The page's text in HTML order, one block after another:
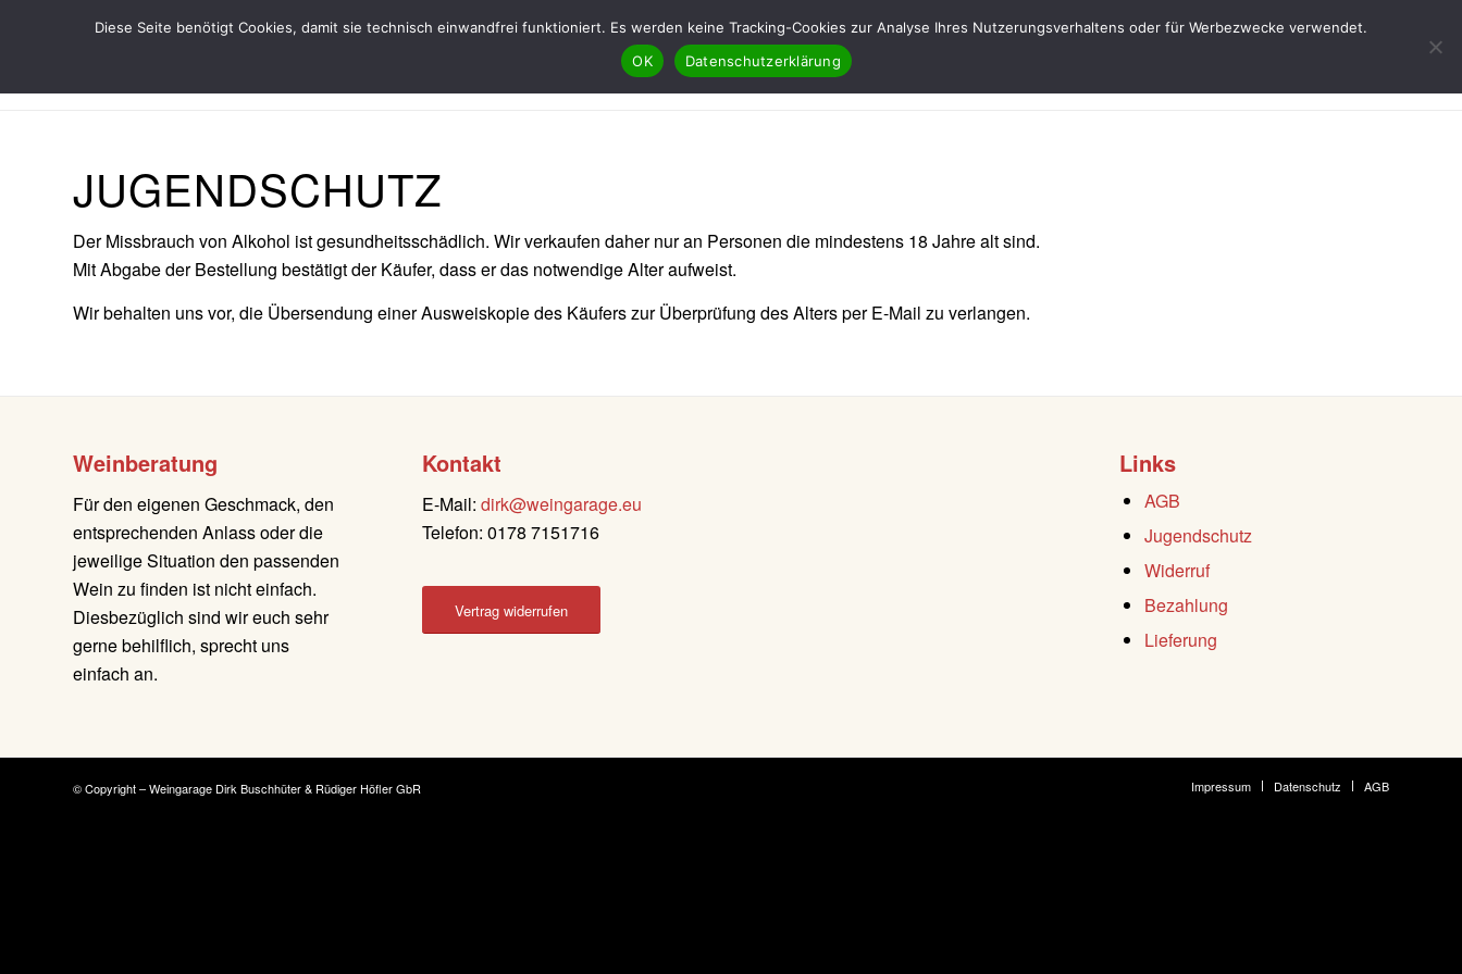
JUGENDSCHUTZ
Der Missbrauch von Alkohol ist gesundheitsschädlich. Wir verkaufen daher nur an Personen die mindestens 18 Jahre alt sind.
Mit Abgabe der Bestellung bestätigt der Käufer, dass er das notwendige Alter aufweist.
Wir behalten uns vor, die Übersendung einer Ausweiskopie des Käufers zur Überprüfung des Alters per E-Mail zu verlangen.
Weinberatung
Für den eigenen Geschmack, den
entsprechenden Anlass oder die
jeweilige Situation den passenden
Wein zu finden ist nicht einfach.
Diesbezüglich sind wir euch sehr
gerne behilflich, sprecht uns
einfach an.
Kontakt
E-Mail: dirk@weingarage.eu
Telefon: 0178 7151716
Vertrag widerrufen
Links
AGB
Jugendschutz
Widerruf
Bezahlung
Lieferung
© Copyright – Weingarage Dirk Buschhüter & Rüdiger Höfler GbR Impressum Datenschutz AGB
Diese Seite benötigt Cookies, damit sie technisch einwandfrei funktioniert. Es werden keine Tracking-Cookies zur Analyse Ihres Nutzerungsverhaltens oder für Werbezwecke verwendet.
OK
Datenschutzerklärung